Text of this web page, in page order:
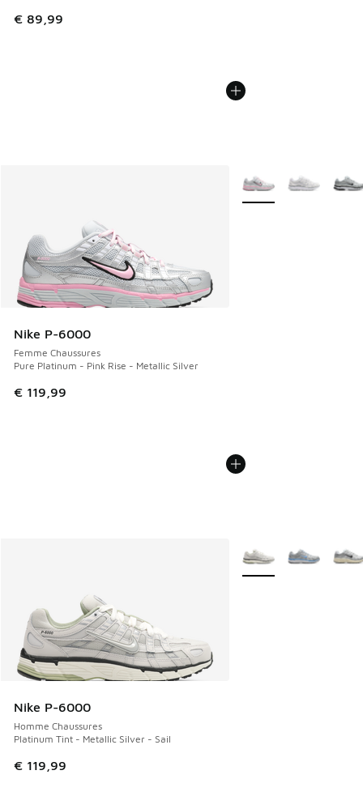
€ 89,99
Nike P-6000
Femme Chaussures
Pure Platinum - Pink Rise - Metallic Silver
€ 119,99
Plus de couleurs
Nike P-6000
Homme Chaussures
Platinum Tint - Metallic Silver - Sail
€ 119,99
Plus de couleurs